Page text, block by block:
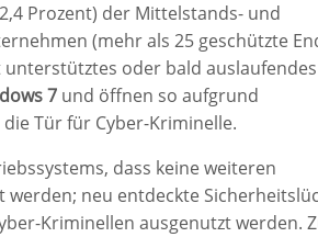
Prozent) der Mittelstands- und
(mehr als 25 geschützte
unterstütztes oder bald auslaufendes
7 und öffnen so aufgrund
Tür für Cyber-Kriminelle.
dass keine weiteren
neu entdeckte
Kriminellen ausgenutzt werden.